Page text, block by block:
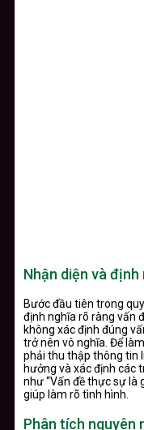
Nhận diện và định
Bước đầu tiên trong
định nghĩa rõ ràng vấn
không xác định đúng
trở nên vô nghĩa. Để
phải thu thập thông tin
hưởng và xác định các
như “Vấn đề thực sự là
giúp làm rõ tình hình.
Phân tích nguyên